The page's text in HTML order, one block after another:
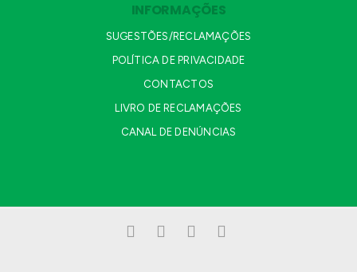
INFORMAÇÕES
SUGESTÕES/RECLAMAÇÕES
POLÍTICA DE PRIVACIDADE
CONTACTOS
LIVRO DE RECLAMAÇÕES
CANAL DE DENÚNCIAS